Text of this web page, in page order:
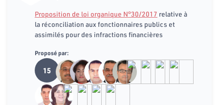
Proposition de loi organique N°30/2017 relative à
la réconciliation aux fonctionnaires publics et
assimilés pour des infractions financières
Proposé par:
15